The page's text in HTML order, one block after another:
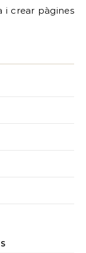
i crear pàgines